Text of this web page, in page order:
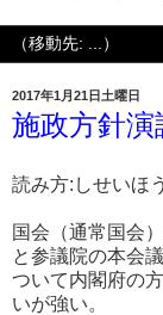
2017年1月21日土曜日
施政方針演
読み方:しせいほ
国会（通常国会
と参議院の本会
ついて内閣府の
いが強い。